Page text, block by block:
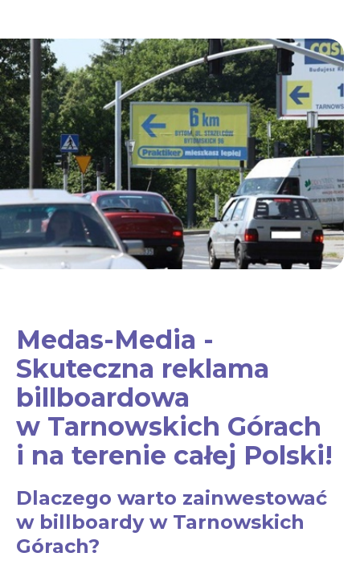
Medas-Media -
Skuteczna reklama
billboardowa
w Tarnowskich Górach
i na terenie całej Polski!
Dlaczego warto zainwestować
w billboardy w Tarnowskich
Górach?